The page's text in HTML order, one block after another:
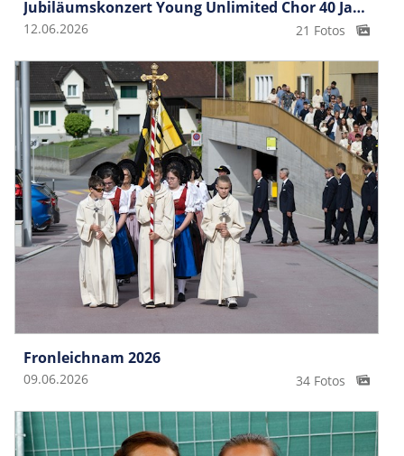
Jubiläumskonzert Young Unlimited Chor 40 Jahre
12.06.2026 21 Fotos
Fronleichnam 2026
09.06.2026 34 Fotos